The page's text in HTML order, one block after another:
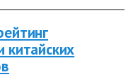
китайских